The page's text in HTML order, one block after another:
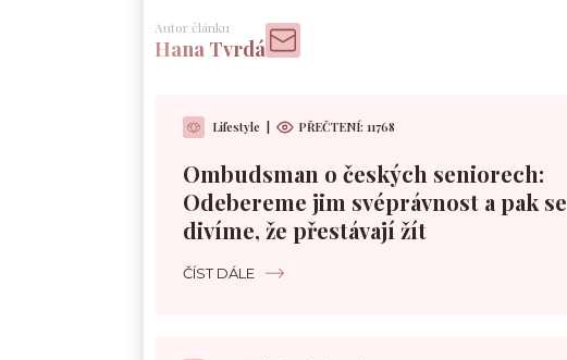
Autor článku
Hana Tvrdá
Lifestyle PŘEČTENÍ: 11768
Ombudsman o českých seniorech:
Odebereme jim svéprávnost a pak se
divíme, že přestávají žít
ČÍST DÁLE